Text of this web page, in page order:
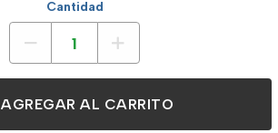
Cantidad
AGREGAR AL CARRITO